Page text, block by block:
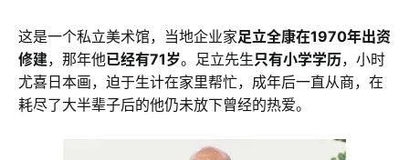
这是一个私立美术馆，当地企业家足立全康在1970年出资
修建，那年他已经有71岁。足立先生只有小学学历，小时
尤喜日本画，迫于生计在家里帮忙，成年后一直从商，在
耗尽了大半辈子后的他仍未放下曾经的热爱。